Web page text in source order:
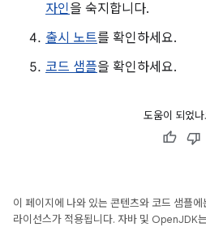
자인을 숙지합니다.
출시 노트를 확인하세요.
코드 샘플을 확인하세요.
도움이 되었
이 페이지에 나와 있는 콘텐츠와 코드 샘플에
라이선스가 적용됩니다. 자바 및